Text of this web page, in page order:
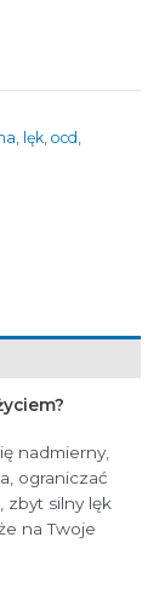
lęk ocd
nadmierny,
ograniczać
zbyt silny lęk
na Twoje